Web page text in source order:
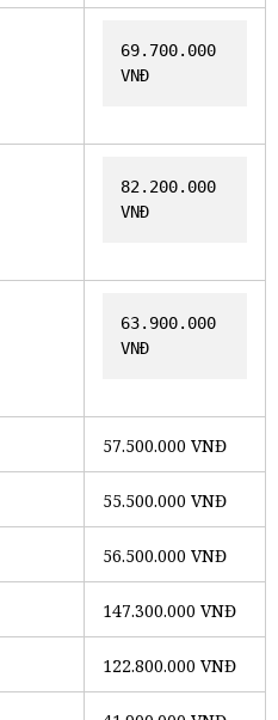
69.700.000
VNĐ
82.200.000
VNĐ
63.900.000
VNĐ
57.500.000 VNĐ
55.500.000 VNĐ
56.500.000 VNĐ
147.300.000 VNĐ
122.800.000 VNĐ